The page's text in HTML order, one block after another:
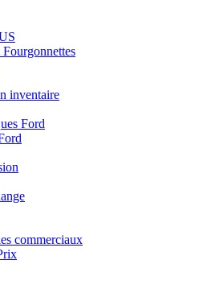
inventaire
Ford
commerciaux